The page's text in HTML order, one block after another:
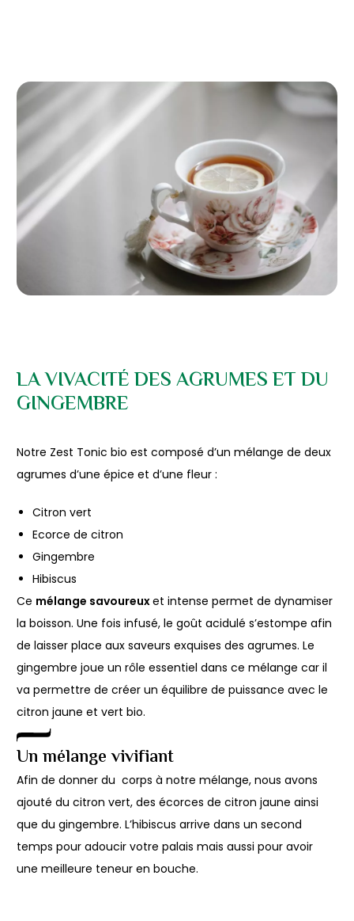
LA VIVACITÉ DES AGRUMES ET DU
GINGEMBRE
Notre Zest Tonic bio est composé d’un mélange de deux
agrumes d’une épice et d’une fleur :
Citron vert
Ecorce de citron
Gingembre
Hibiscus
Ce mélange savoureuxet intense permet de dynamiser
la boisson. Une fois infusé, le goût acidulé s’estompe afin
de laisser place aux saveurs exquises des agrumes. Le
gingembre joue un rôle essentiel dans ce mélange car il
va permettre de créer un équilibre de puissance avec le
citron jaune et vert bio.
Un mélange vivifiant
Afin de donner du corps à notre mélange, nous avons
ajouté du citron vert, des écorces de citron jaune ainsi
que du gingembre. L’hibiscus arrive dans un second
temps pour adoucir votre palais mais aussi pour avoir
une meilleure teneur en bouche.